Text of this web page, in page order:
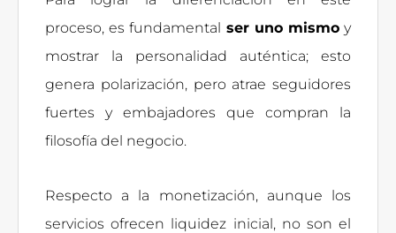
proceso, es fundamental ser uno mismoy
mostrar la personalidad auténtica; esto
genera polarización, pero atrae seguidores
fuertes y embajadores que compran la
filosofía del negocio.
Respecto a la monetización, aunque los
servicios ofrecen liquidez inicial, no son el